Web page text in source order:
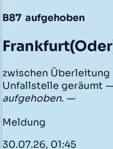
B87 aufgehoben
zwischen Überleitung
Unfallstelle geräumt
aufgehoben. —
Meldung
30.07.26, 01:45